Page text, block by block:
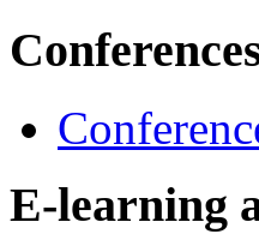
E-learning